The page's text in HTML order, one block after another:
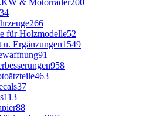
266
für Holzmodelle52
Ergänzungen1549
91
958
463
37
113
88